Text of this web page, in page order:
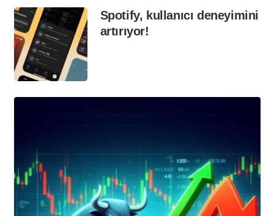
Spotify, kullanıcı deneyimini
artırıyor!